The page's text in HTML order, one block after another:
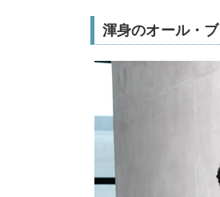
渾身のオール・